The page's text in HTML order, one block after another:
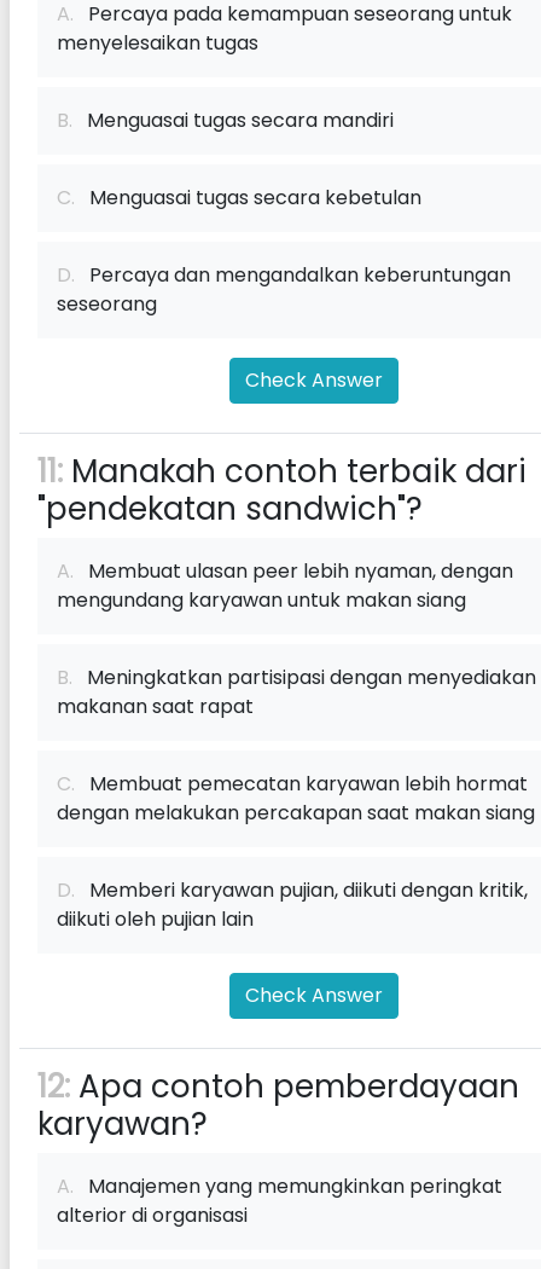
A. Percaya pada kemampuan seseorang untuk
menyelesaikan tugas
B. Menguasai tugas secara mandiri
C. Menguasai tugas secara kebetulan
D. Percaya dan mengandalkan keberuntungan
seseorang
Check Answer
11: Manakah contoh terbaik dari
"pendekatan sandwich"?
A. Membuat ulasan peer lebih nyaman, dengan
mengundang karyawan untuk makan siang
B. Meningkatkan partisipasi dengan menyediakan
makanan saat rapat
C. Membuat pemecatan karyawan lebih hormat
dengan melakukan percakapan saat makan siang
D. Memberi karyawan pujian, diikuti dengan kritik,
diikuti oleh pujian lain
Check Answer
12: Apa contoh pemberdayaan
karyawan?
A. Manajemen yang memungkinkan peringkat
alterior di organisasi